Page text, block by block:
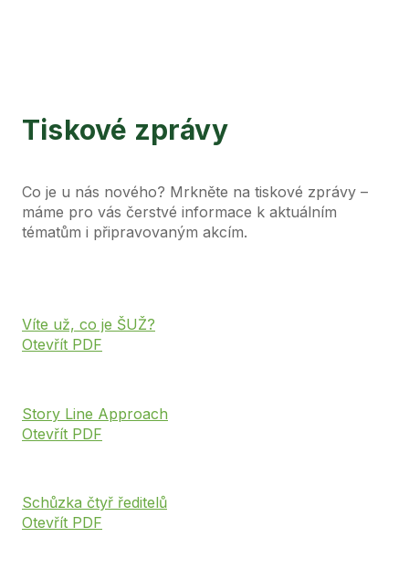
Tiskové zprávy
Co je u nás nového? Mrkněte na tiskové zprávy –
máme pro vás čerstvé informace k aktuálním
tématům i připravovaným akcím.
Víte už, co je ŠUŽ?
Otevřít PDF
Story Line Approach
Otevřít PDF
Schůzka čtyř ředitelů
Otevřít PDF